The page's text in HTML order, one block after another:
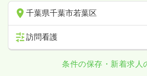
千葉県千葉市若葉区
訪問看護
条件の保存・新着求人